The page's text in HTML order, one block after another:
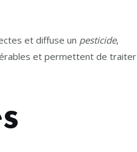
et diffuse un pesticide,
et permettent de traiter